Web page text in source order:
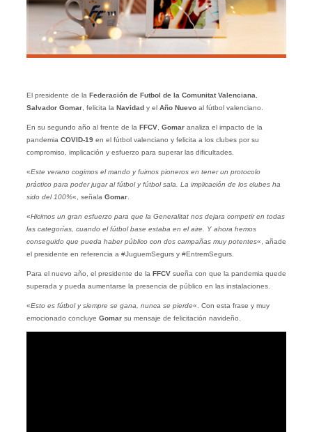
El presidente de la Federación de Futbol de la Comunitat Valenciana
Salvador Gomar, felicita la Navidady el Año Nuevoal fútbol valenciano.
En su segundo año al frente de la FFCV, Gomaranaliza el impacto de la
pandemia COVID-19en el fútbol valenciano y felicita a los clubes por su
compromiso, implicación y esfuerzo para superar las dificultades.
«Este verano cogimos el mando y fuimos pioneros en tener un protocolo
práctico para poder jugar al fútbol y fútbol sala. La implicación de los clubes ha
sido del 100%«, señala Gomar.
«Hicimos un gran esfuerzo para que la Generalitat nos dejara competir en todas
las categorías, cuando el fútbol base estaba en el aire. Y ahora hemos
conseguido que pueda haber público con dos campañas muy potentes«, añade
el presidente en referencia a #JuguemSegurs y #EntremSegurs.
Para el nuevo año, el presidente de la FFCVsueña con que la pandemia quede
superada y pueda aumentarse la presencia de público en las instalaciones.
«Esto es fútbol y siempre se gana, nunca se pierde«. Con esta frase y muy
emocionado concluye Gomarsu mensaje de felicitación navideño.